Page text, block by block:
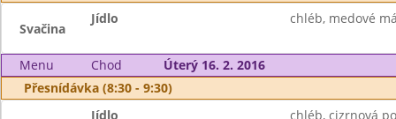
Svačina
Jídlo chléb, medové
Menu Chod
Úterý 16. 2. 2016
Přesnídávka (8:30 - 9:30)
Jídlo chléb, cizrnová